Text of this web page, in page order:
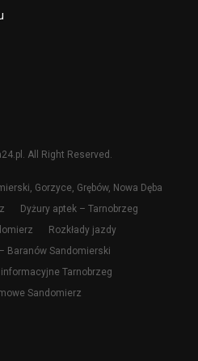
All Right Reserved.
Gorzyce, Grębów, Nowa Dęba
Dyżury aptek – Tarnobrzeg
Rozkłady jazdy
Baranów Sandomierski
Tarnobrzeg
Sandomierz